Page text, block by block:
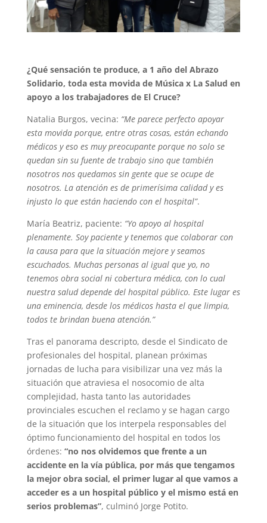
¿Qué sensación te produce, a 1 año del Abrazo
Solidario, toda esta movida de Música x La Salud en
apoyo a los trabajadores de El Cruce?
Natalia Burgos, vecina: “Me parece perfecto apoyar
esta movida porque, entre otras cosas, están echando
médicos y eso es muy preocupante porque no solo se
quedan sin su fuente de trabajo sino que también
nosotros nos quedamos sin gente que se ocupe de
nosotros. La atención es de primerísima calidad y es
injusto lo que están haciendo con el hospital”.
María Beatriz, paciente: “Yo apoyo al hospital
plenamente. Soy paciente y tenemos que colaborar con
la causa para que la situación mejore y seamos
escuchados. Muchas personas al igual que yo, no
tenemos obra social ni cobertura médica, con lo cual
nuestra salud depende del hospital público. Este lugar es
una eminencia, desde los médicos hasta el que limpia,
todos te brindan buena atención.”
Tras el panorama descripto, desde el Sindicato de
profesionales del hospital, planean próximas
jornadas de lucha para visibilizar una vez más la
situación que atraviesa el nosocomio de alta
complejidad, hasta tanto las autoridades
provinciales escuchen el reclamo y se hagan cargo
de la situación que los interpela responsables del
óptimo funcionamiento del hospital en todos los
órdenes: “no nos olvidemos que frente a un
accidente en la vía pública, por más que tengamos
la mejor obra social, el primer lugar al que vamos a
acceder es a un hospital público y el mismo está en
serios problemas”, culminó Jorge Potito.